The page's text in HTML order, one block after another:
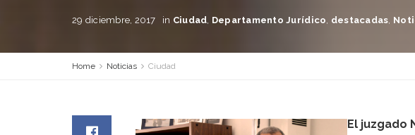
29 diciembre, 2017 in Ciudad, Departamento Jurídico, destacadas,
Home Noticias Ciudad
El juzgado